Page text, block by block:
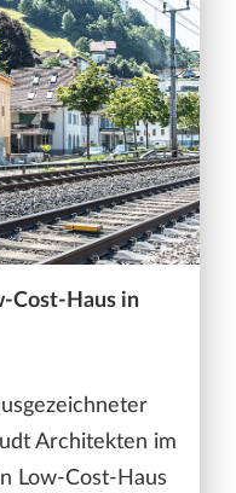
Cost-Haus in
Architekten im
Low-Cost-Haus